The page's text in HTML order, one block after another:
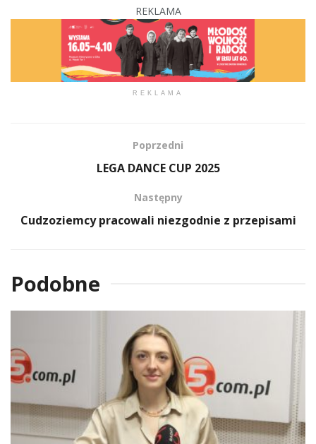
REKLAMA
REKLAMA
Poprzedni
LEGA DANCE CUP 2025
Następny
Cudzoziemcy pracowali niezgodnie z przepisami
Podobne